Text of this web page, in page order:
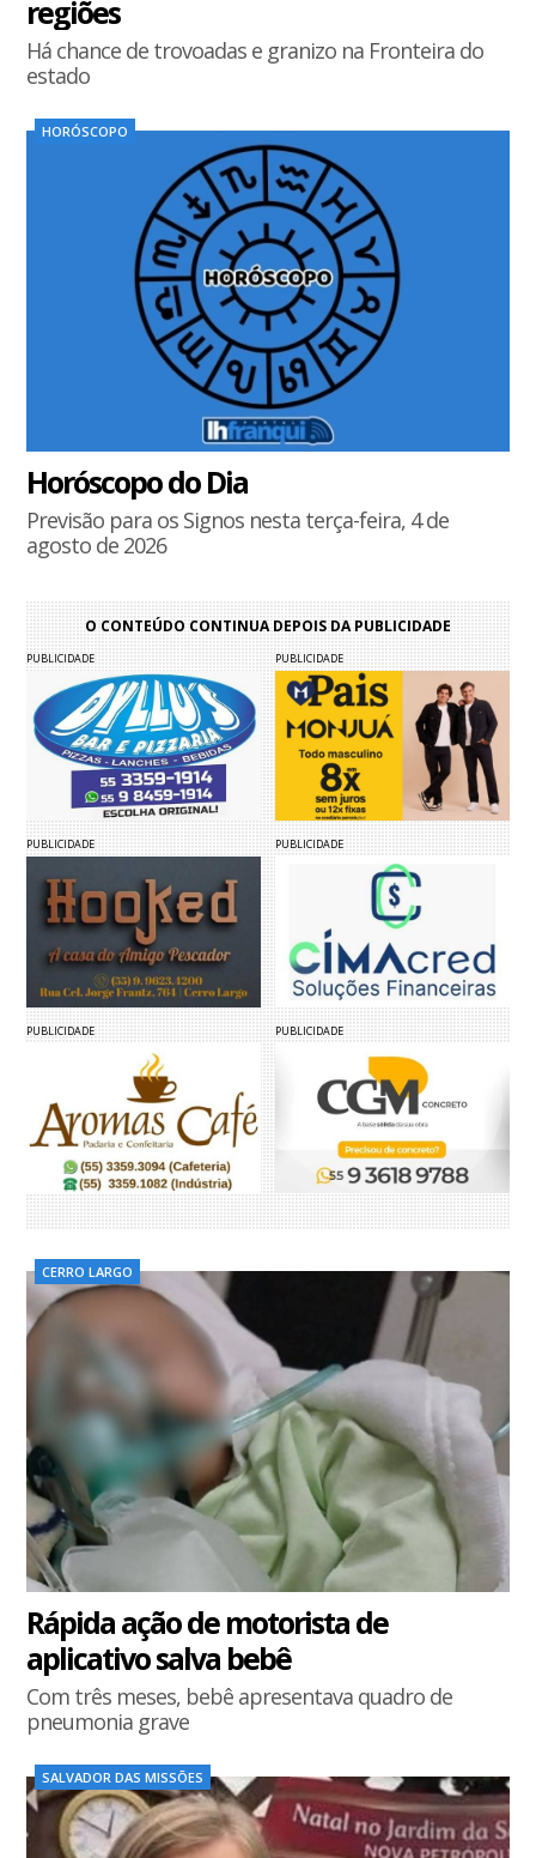
regiões
Há chance de trovoadas e granizo na Fronteira do
estado
HORÓSCOPO
Horóscopo do Dia
Previsão para os Signos nesta terça-feira, 4 de
agosto de 2026
O CONTEÚDO CONTINUA DEPOIS DA PUBLICIDADE
PUBLICIDADE PUBLICIDADE
PUBLICIDADE PUBLICIDADE
PUBLICIDADE PUBLICIDADE
CERRO LARGO
Rápida ação de motorista de
aplicativo salva bebê
Com três meses, bebê apresentava quadro de
pneumonia grave
SALVADOR DAS MISSÕES